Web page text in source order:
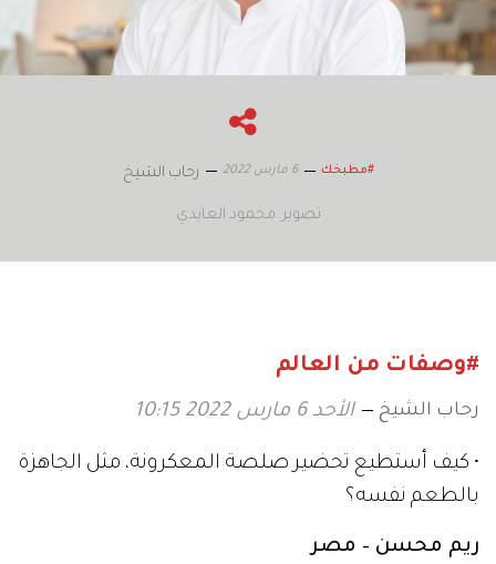
#مطبخك 6 مارس 2022 رحاب الشيخ
تصوير: محمود العايدي
#وصفات من العالم
رحاب الشيخ الأحد 6 مارس 2022 10:15
• كيف أستطيع تحضير صلصة المعكرونة، مثل الجاهزة
بالطعم نفسه؟
ريم محسن – مصر